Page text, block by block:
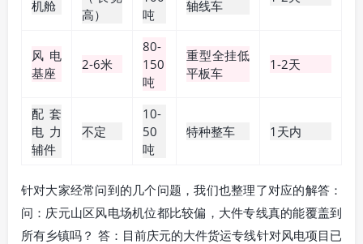
机舱
高）
吨
轴线车
风电
基座
2-6米
80-
150
吨
重型全挂低
平板车
1-2天
配套
电力
辅件
不定
10-
50
吨
特种整车 1天内
针对大家经常问到的几个问题，我们也整理了对应的解答：
问：庆元山区风电场机位都比较偏，大件专线真的能覆盖到
所有乡镇吗？ 答：目前庆元的大件货运专线针对风电项目已